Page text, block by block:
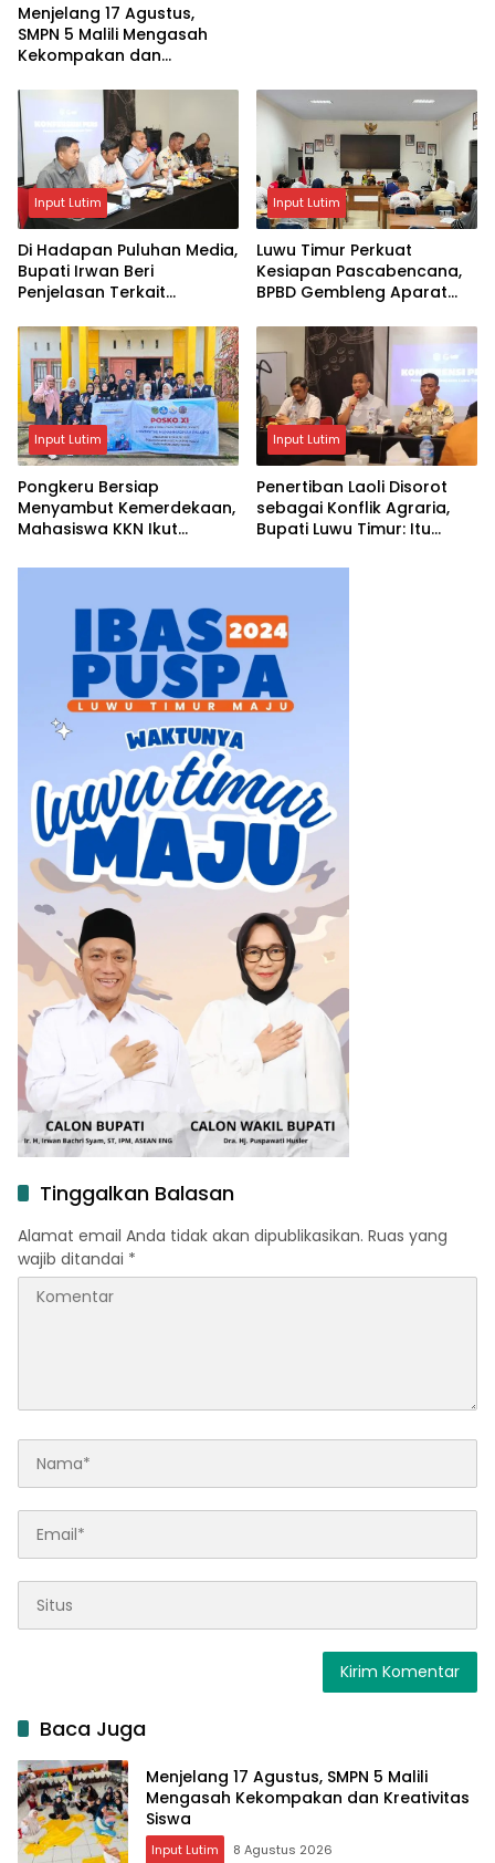
Menjelang 17 Agustus,
SMPN 5 Malili Mengasah
Kekompakan dan
Input Lutim
Di Hadapan Puluhan Media,
Bupati Irwan Beri
Penjelasan Terkait
Input Lutim
Luwu Timur Perkuat
Kesiapan Pascabencana,
BPBD Gembleng Aparat
Input Lutim
Pongkeru Bersiap
Menyambut Kemerdekaan,
Mahasiswa KKN Ikut
17 Agustus
Input Lutim
Penertiban Laoli Disorot
sebagai Konflik Agraria,
Bupati Luwu Timur: Itu
Tinggalkan Balasan
Alamat email Anda tidak akan dipublikasikan. Ruas yang
wajib ditandai *
Baca Juga
Menjelang 17 Agustus, SMPN 5 Malili
Mengasah Kekompakan dan Kreativitas
Siswa
Input Lutim 8 Agustus 2026